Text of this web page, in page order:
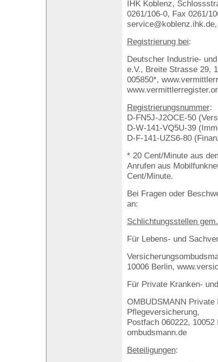
IHK Koblenz,
0261/106-0, Fax 0261/
Registrierung bei:
Deutscher Industrie-
e.V., Breite Strasse 29,
005850*,
Registrierungsnummer:
D-FN5J-J2OCE-50
D-W-141-VQ5U-39
D-F-141-UZS6-80
* 20 Cent/Minute aus
Anrufen aus
Cent/Minute.
Bei Fragen oder
an:
Schlichtungsstellen
Für Lebens- und
10006 Berlin,
Für Private Kranken-
OMBUDSMANN Private
Pflegeversicherung,
Postfach 060222,
ombudsmann.de
Beteiligungen: